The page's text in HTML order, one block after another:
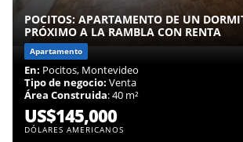
POCITOS: APARTAMENTO DE UN
PRÓXIMO A LA RAMBLA CON RENTA
Apartamento
En: Pocitos, Montevideo
Tipo de negocio: Venta
Área Construida: 40 m²
US$145,000
DÓLARES AMERICANOS